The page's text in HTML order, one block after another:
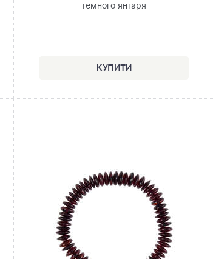
темного янтаря